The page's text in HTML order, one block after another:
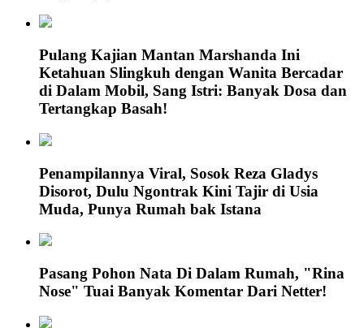
Pulang Kajian Mantan Marshanda Ini
Ketahuan Slingkuh dengan Wanita Bercadar
di Dalam Mobil, Sang Istri: Banyak Dosa dan
Tertangkap Basah!
Penampilannya Viral, Sosok Reza Gladys
Disorot, Dulu Ngontrak Kini Tajir di Usia
Muda, Punya Rumah bak Istana
Pasang Pohon Nata Di Dalam Rumah, "Rina
Nose" Tuai Banyak Komentar Dari Netter!